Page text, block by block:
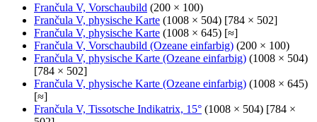
Frančula V, Vorschaubild (200 × 100)
Frančula V, physische Karte (1008 × 504) [784 × 502]
Frančula V, physische Karte (1008 × 645) [≈]
Frančula V, Vorschaubild (Ozeane einfarbig) (200 × 100)
Frančula V, physische Karte (Ozeane einfarbig) (1008 × 504)
[784 × 502]
Frančula V, physische Karte (Ozeane einfarbig) (1008 × 645)
[≈]
Frančula V, Tissotsche Indikatrix, 15° (1008 × 504) [784 ×